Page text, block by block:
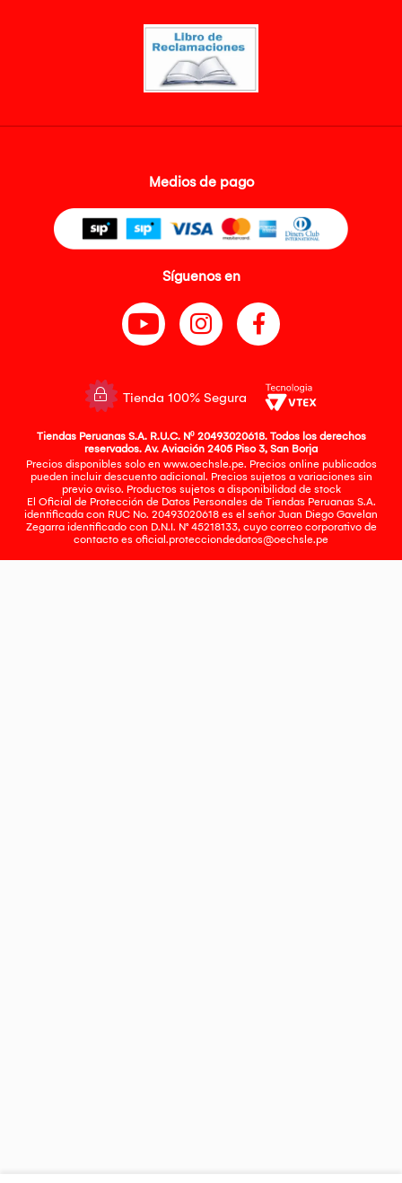
Medios de pago
Síguenos en
Tienda 100% Segura
Tiendas Peruanas S.A. R.U.C. Nº 20493020618. Todos los derechos
reservados. Av. Aviación 2405 Piso 3, San Borja
Precios disponibles solo en www.oechsle.pe. Precios online publicados
pueden incluir descuento adicional. Precios sujetos a variaciones sin
previo aviso. Productos sujetos a disponibilidad de stock
El Oficial de Protección de Datos Personales de Tiendas Peruanas S.A.
identificada con RUC No. 20493020618 es el señor Juan Diego Gavelan
Zegarra identificado con D.N.I. N° 45218133, cuyo correo corporativo de
contacto es oficial.protecciondedatos@oechsle.pe